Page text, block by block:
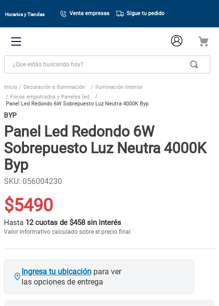
Horarios y Tiendas Venta empresas Sigue tu pedido
¿Que estás buscando hoy?
Decoración e Iluminación
Iluminación Interior
Focos empotrados y Paneles led
Panel Led Redondo 6W Sobrepuesto Luz Neutra 4000K Byp
BYP
Panel Led Redondo 6W
Sobrepuesto Luz Neutra 4000K
Byp
SKU: 056004230
$5490
Hasta 12 cuotas de $458 sin interés
Valor informativo calculado sobre el precio final
Ingresa tu ubicación para ver
las opciones de entrega